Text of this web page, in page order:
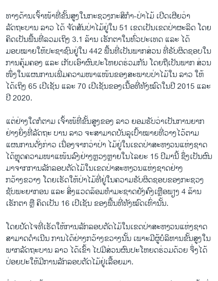
ທາງດ້ານເຈົ້າໜ້າທີ່ຂັ້ນສູງໃນກະຊວງກະສິກຳ-ປ່າໄມ້ ເປີດເຜີຍວ່າ
ລັດຖະບານ ລາວ ໄດ້ ຈັດສັນປ່າໄມ້ຢູ່ໃນ 51 ເຂດເປັນເຂດປ່າຜະລິດ ໂດຍ
ຄິດເປັນພື້ນທີ່ລວມເຖິງ 3.1 ລ້ານ ເຮັກຕາໃນທົ່ວປະເທດ ແລະ ໄດ້
ມອບໝາຍໃຫ້ປະຊາຊົນຢູ່ໃນ 442 ພື້ນທີ່ເປັນພາກສ່ວນ ທີ່ຮັບຜິດຊອບໃນ
ການຄຸ້ມຄອງ ແລະ ເກັບເອົາຜົນປະໂຫຍດຮ່ວມກັນ ໂດຍຖືເປັນພາກ ສ່ວນ
ໜຶ່ງໃນແຜນການເພີ່ມຄວາມໜາແໜ້ນຂອງສະພາບປ່າໄມ້ໃນ ລາວ ໃຫ້
ໄດ້ເຖິງ 65 ເປີເຊັນ ແລະ 70 ເປີເຊັນຂອງເນື້ອທີ່ທັງໝົດໃນປີ 2015 ແລະ
ປີ 2020.
ແຕ່ຢ່າງໃດກໍຕາມ ເຈົ້າໜ້ທີ່ຂັ້ນສູງຂອງ ລາວ ຍອມຮັບວ່າເປັນການຍາກ
ຢ່າງຍິ່ງທີ່ລັດຖະ ບານ ລາວ ຈະສາມາດບັນລຸເປົ້າໝາຍທີ່ວາງໄວ້ຕາມ
ແຜນການດັ່ງກ່າວ ເນື່ອງຈາກວ່າປ່າ ໄມ້ຢູ່ໃນເຂດປ່າສະຫງວນແຫ່ງຊາດ
ໄດ້ຫຼຸດຄວາມໜາແໜ້ນລົງຢ່າງຫຼວງຫຼາຍໃນໄລຍະ 15 ປີມານີ້ ຊຶ່ງເປັນຜົນ
ມາຈາກການລັກລອບຕັດໄມ້ໃນເຂດປ່າສະຫງວນແຫ່ງຊາດຢ່າງ
ກວ້າງຂວາງ ໂດຍເຮັດໃຫ້ປ່າໄມ້ທີ່ຢູ່ໃນຄວາມຮັບຜິດຊອບຂອງກະຊວງ
ຊັບພະຍາກອນ ແລະ ສິ່ງແວດລ້ອມທຳມະຊາດຍັງຄົງເຫຼືອພຽງ 4 ລ້ານ
ເຮັກຕາ ຫຼື ຄິດເປັນ 16 ເປີເຊັນ ຂອງພື້ນທີ່ທັງໝົດເທົ່ານັ້ນ.
ໂດຍປັດໄຈທີ່ເຮັດໃຫ້ການລັກລອບຕັດໄມ້ໃນເຂດປ່າສະຫງວນແຫ່ງຊາດ
ສາມາດດຳເນີນ ການໄດ້ຢ່າງກວ້າງຂວາງນັ້ນ ເພາະມີຜູ້ບໍລິຫານຂັ້ນສູງໃນ
ພາກລັດຖະບານ ລາວ ໄດ້ເຂົ້າ ໄປມີສ່ວນຜົນປະໂຫຍດຮ່ວມດ້ວຍ ຈຶ່ງໄດ້
ປ່ອຍປະໃຫ້ມີການລັກລອບຕັດໄມ້ຢູ່ເລື້ອຍມາ.